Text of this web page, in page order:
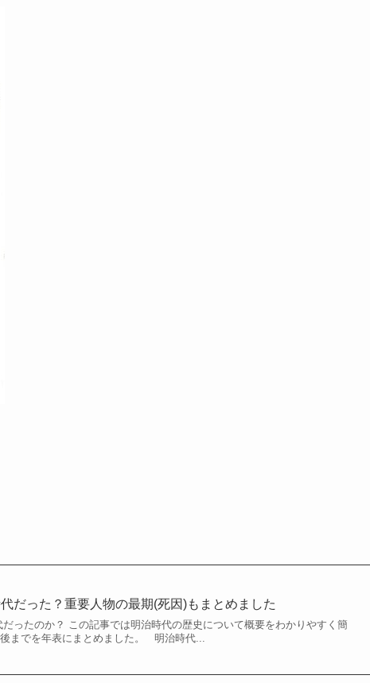
だった？重要人物の最期(死因)もまとめました
ったのか？ この記事では明治時代の歴史について概要をわかりやすく簡
までを年表にまとめました。 明治時代...